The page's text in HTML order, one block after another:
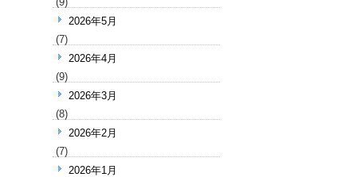
2026年5月
(7)
2026年4月
(9)
2026年3月
(8)
2026年2月
(7)
2026年1月